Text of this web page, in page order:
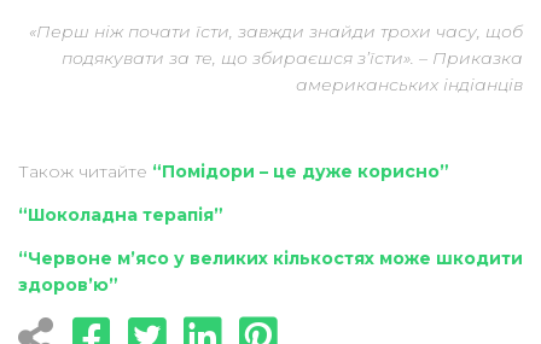
«Перш ніж почати їсти, завжди знайди трохи часу, щоб
подякувати за те, що збираєшся з’їсти». – Приказка
американських індіанців
Також читайте “Помідори – це дуже корисно”
“Шоколадна терапія”
“Червоне м’ясо у великих кількостях може шкодити
здоров’ю”